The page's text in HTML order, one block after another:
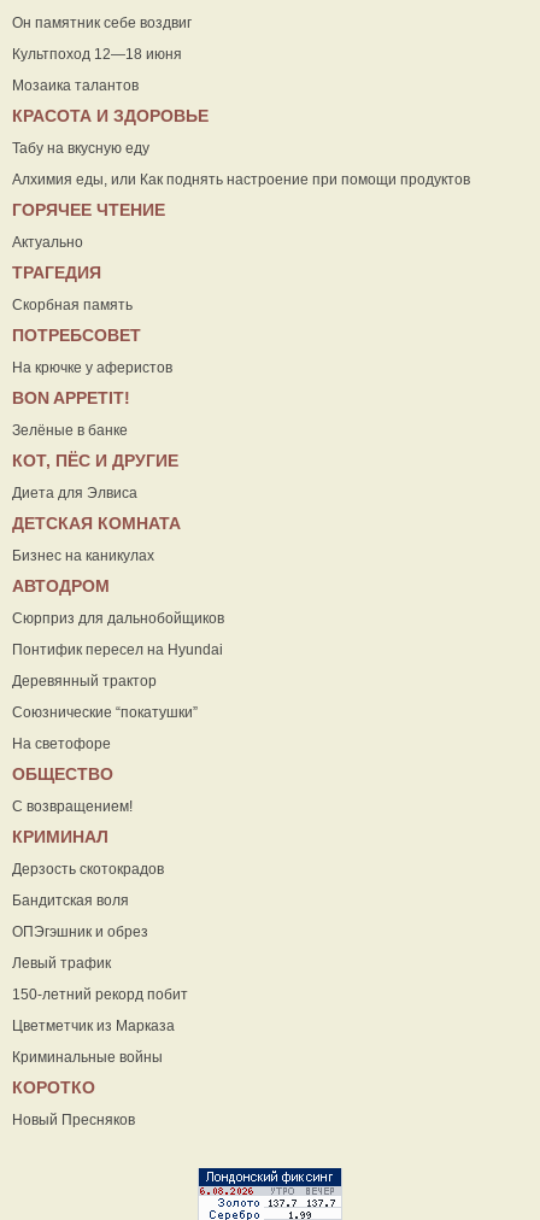
Он памятник себе воздвиг
Культпоход 12—18 июня
Мозаика талантов
КРАСОТА И ЗДОРОВЬЕ
Табу на вкусную еду
Алхимия еды, или Как поднять настроение при помощи продуктов
ГОРЯЧЕЕ ЧТЕНИЕ
Актуально
ТРАГЕДИЯ
Скорбная память
ПОТРЕБСОВЕТ
На крючке у аферистов
ВON APPETIT!
Зелёные в банке
КОТ, ПЁС И ДРУГИЕ
Диета для Элвиса
ДЕТСКАЯ КОМНАТА
Бизнес на каникулах
АВТОДРОМ
Сюрприз для дальнобойщиков
Понтифик пересел на Hyundai
Деревянный трактор
Союзнические “покатушки”
На светофоре
ОБЩЕСТВО
С возвращением!
КРИМИНАЛ
Дерзость скотокрадов
Бандитская воля
ОПЭгэшник и обрез
Левый трафик
150-летний рекорд побит
Цветметчик из Марказа
Криминальные войны
КОРОТКО
Новый Пресняков